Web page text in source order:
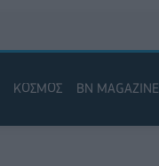
ΚΟΣΜΟΣ BN MAGAZINE